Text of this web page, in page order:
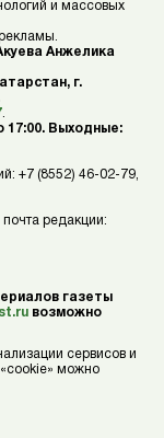
и массовых
Анжелика
г.
17:00. Выходные:
+7 (8552) 46-02-79,
редакции:
газеты
возможно
сервисов и
«cookie» можно